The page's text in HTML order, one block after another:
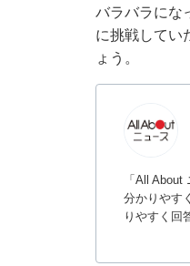
バラバラにな
に挑戦してい
ょう。
「All
分かりやす
りやすく回